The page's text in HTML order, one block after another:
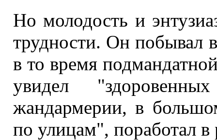
Но молодость и
трудности. Он побывал
в то время
увидел "здоровенных
жандармерии, в
по улицам", поработал в